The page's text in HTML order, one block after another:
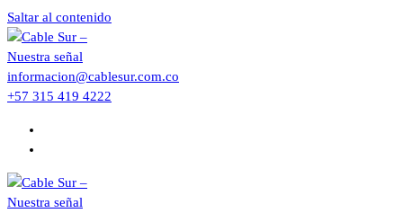
Saltar al contenido
informacion@cablesur.com.co
+57 315 419 4222